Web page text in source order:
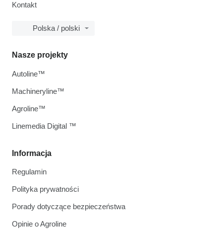
Kontakt
Polska / polski
Informacja
Regulamin
Polityka prywatności
Porady dotyczące bezpieczeństwa
Opinie o Agroline
Nasze projekty
Autoline™
Machineryline™
Agroline™
Linemedia Digital ™